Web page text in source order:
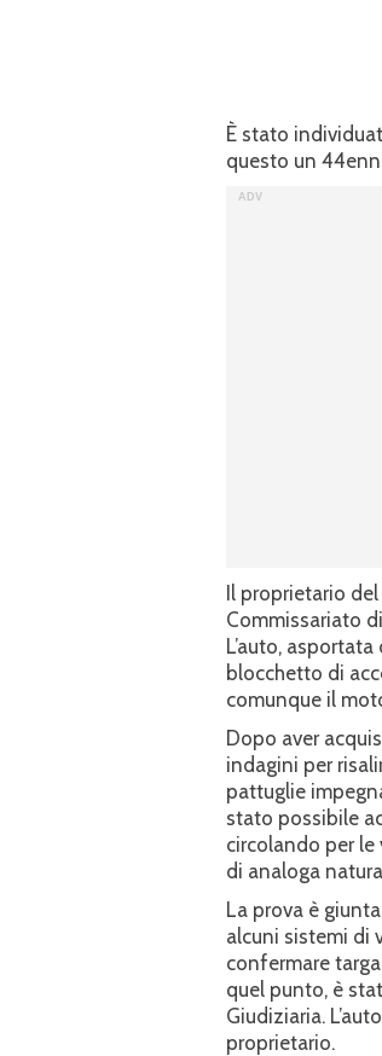
È stato
questo un
Il proprietario
Commissariato
L’auto,
blocchetto di
comunque il
Dopo aver
indagini per
pattuglie
stato possibile
circolando per
di analoga
La prova è
alcuni sistemi di
confermare
quel punto, è
Giudiziaria.
proprietario.